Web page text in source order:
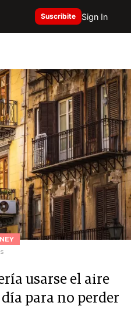
Suscribite Sign In
usarse el aire
para no perder